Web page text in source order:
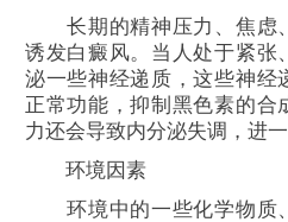
长期的精神压力、焦虑
诱发白癜风。当人处于紧张
泌一些神经递质，这些神经
正常功能，抑制黑色素的合
力还会导致内分泌失调，进一
环境因素
环境中的一些化学物质